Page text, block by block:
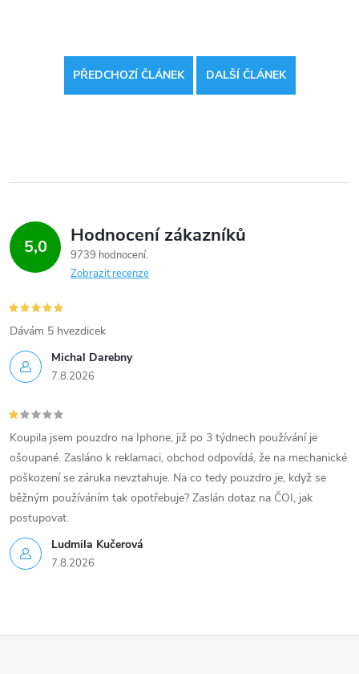
PŘEDCHOZÍ ČLÁNEK DALŠÍ ČLÁNEK
5,0 Hodnocení zákazníků
9739 hodnocení
Zobrazit recenze
Michal Darebny
7.8.2026
Dávám 5 hvezdicek
Ludmila Kučerová
7.8.2026
Koupila jsem pouzdro na Iphone, již po 3 týdnech používání je
ošoupané. Zasláno k reklamaci, obchod odpovídá, že na mechanické
poškození se záruka nevztahuje. Na co tedy pouzdro je, když se
běžným používáním tak opotřebuje? Zaslán dotaz na ČOI, jak
postupovat.